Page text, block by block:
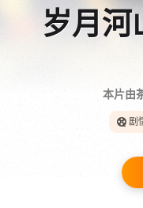
岁月河
本片由
剧